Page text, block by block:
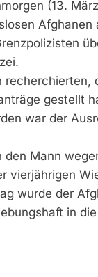
(13.
gestellt
war der
den Mann
vierjährigen
wurde der
in